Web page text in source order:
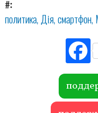
#
политика Дія смартфон